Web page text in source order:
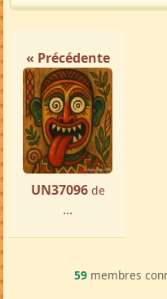
« Précédente
UN37096 de
...
59 membres